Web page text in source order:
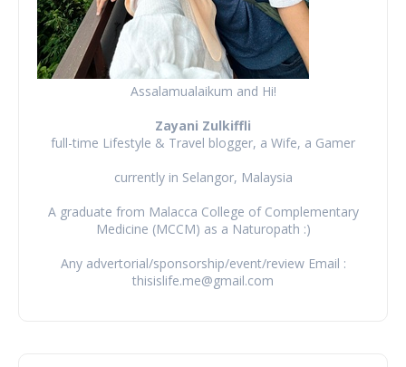
Assalamualaikum and Hi!
Zayani Zulkiffli
full-time Lifestyle & Travel blogger, a Wife, a Gamer
currently in Selangor, Malaysia
A graduate from Malacca College of Complementary
Medicine (MCCM) as a Naturopath :)
Any advertorial/sponsorship/event/review Email :
thisislife.me@gmail.com